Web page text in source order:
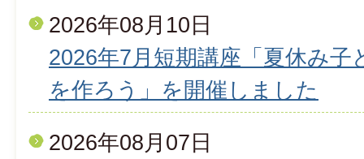
2026年08月10日
2026年7月短期講座「夏休み子
を作ろう」を開催しました
2026年08月07日